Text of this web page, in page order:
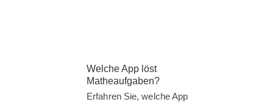
Welche App löst
Matheaufgaben?
Erfahren Sie, welche App